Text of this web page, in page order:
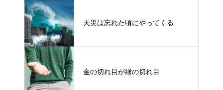
天災は忘れた頃にやってくる
金の切れ目が縁の切れ目